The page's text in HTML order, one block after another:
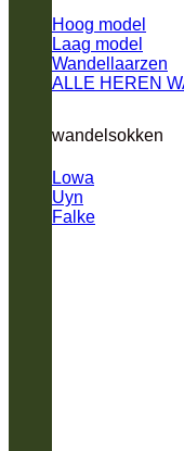
Hoog model
Laag model
Wandellaarzen
ALLE HEREN
wandelsokken
Lowa
Uyn
Falke